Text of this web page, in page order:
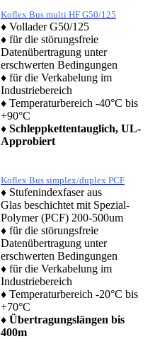
Koflex Bus multi HF G50/125
♦ Vollader G50/125
♦ für die störungsfreie
Datenübertragung unter
erschwerten Bedingungen
♦ für die Verkabelung im
Industriebereich
♦ Temperaturbereich -40°C bis
+90°C
♦ Schleppkettentauglich, UL-
Approbiert
Koflex Bus simplex/duplex PCF
♦ Stufenindexfaser aus
Glas beschichtet mit Spezial-
Polymer (PCF) 200-500um
♦ für die störungsfreie
Datenübertragung unter
erschwerten Bedingungen
♦ für die Verkabelung im
Industriebereich
♦ Temperaturbereich -20°C bis
+70°C
♦ Übertragungslängen bis
400m